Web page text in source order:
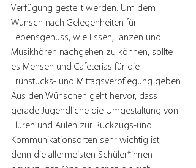
Verfügung gestellt werden. Um dem
Wunsch nach Gelegenheiten für
Lebensgenuss, wie Essen, Tanzen und
Musikhören nachgehen zu können, sollte
es Mensen und Cafeterias für die
Frühstücks- und Mittagsverpflegung geben.
Aus den Wünschen geht hervor, dass
gerade Jugendliche die Umgestaltung von
Fluren und Aulen zur Rückzugs-und
Kommunikationsorten sehr wichtig ist,
denn die allermeisten Schüler*innen